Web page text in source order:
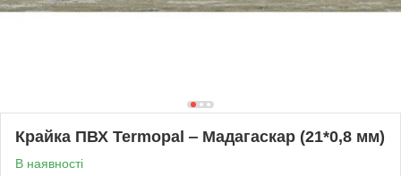
Крайка ПВХ Termopal ‒ Мадагаскар (21*0,8 мм)
В наявності